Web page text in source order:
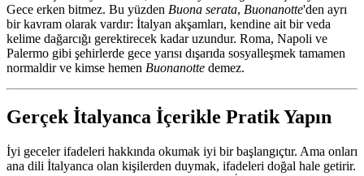
Gece erken bitmez. Bu yüzden Buona serata, Buonanotte'den ayrı
bir kavram olarak vardır: İtalyan akşamları, kendine ait bir veda
kelime dağarcığı gerektirecek kadar uzundur. Roma, Napoli ve
Palermo gibi şehirlerde gece yarısı dışarıda sosyalleşmek tamamen
normaldir ve kimse hemen Buonanotte demez.
Gerçek İtalyanca İçerikle Pratik Yapın
İyi geceler ifadeleri hakkında okumak iyi bir başlangıçtır. Ama onları
ana dili İtalyanca olan kişilerden duymak, ifadeleri doğal hale getirir.